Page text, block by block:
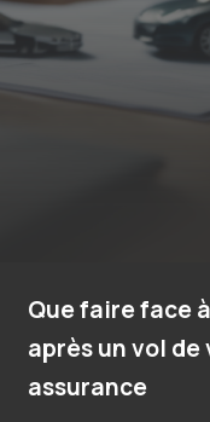
Que faire face
après un vol
assurance